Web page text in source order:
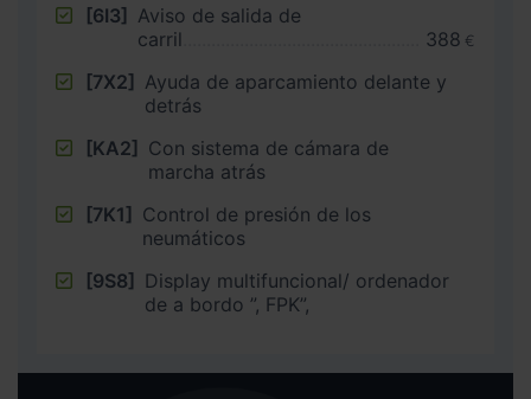
[6I3] Aviso de salida de
carril
388 €
[7X2] Ayuda de aparcamiento delante y
detrás
[KA2] Con sistema de cámara de
marcha atrás
[7K1] Control de presión de los
neumáticos
[9S8] Display multifuncional/ ordenador
de a bordo ”, FPK”,